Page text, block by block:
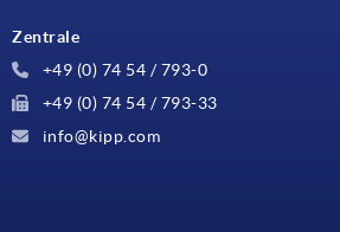
Zentrale
+49 (0) 74 54 / 793-0
+49 (0) 74 54 / 793-33
info@kipp.com